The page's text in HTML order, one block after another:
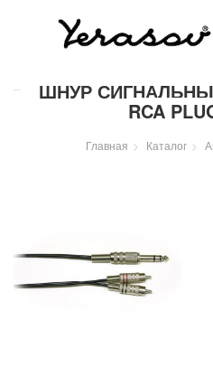
ШНУР
RCA
Главная Каталог